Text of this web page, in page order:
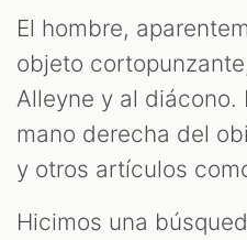
El hombre,
objeto
Alleyne y al diácono.
mano derecha del
y otros artículos
Hicimos una